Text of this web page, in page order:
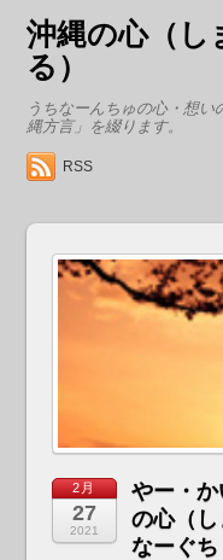
沖縄の心（し
る）
うちなーんちゅの心・想
縄方言」を綴ります。
RSS
2月
27
2021
やー・
の心（
なーぐ